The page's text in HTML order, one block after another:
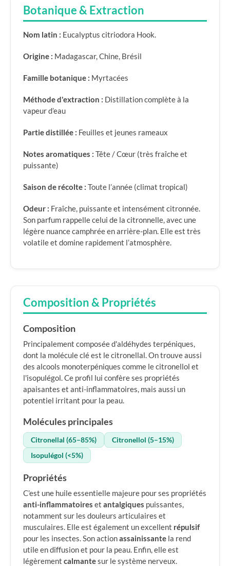
Botanique & Extraction
Nom latin : Eucalyptus citriodora Hook.
Origine : Madagascar, Chine, Brésil
Famille botanique : Myrtacées
Méthode d'extraction : Distillation complète à la
vapeur d’eau
Partie distillée : Feuilles et jeunes rameaux
Notes aromatiques : Tête / Cœur (très fraîche et
puissante)
Saison de récolte : Toute l’année (climat tropical)
Odeur : Fraîche, puissante et intensément citronnée.
Son parfum rappelle celui de la citronnelle, avec une
légère nuance camphrée en arrière-plan. Elle est très
volatile et domine rapidement l’atmosphère.
Composition & Propriétés
Composition
Principalement composée d'aldéhydes terpéniques,
dont la molécule clé est le citronellal. On trouve aussi
des alcools monoterpéniques comme le citronellol et
l'isopulégol. Ce profil lui confère ses propriétés
apaisantes et anti-inflammatoires, mais aussi un
potentiel irritant pour la peau.
Molécules principales
Citronellal (65–85%)
Citronellol (5–15%)
Isopulégol (<5%)
Propriétés
C’est une huile essentielle majeure pour ses propriétés
anti-inflammatoires et antalgiques puissantes,
notamment sur les douleurs articulaires et
musculaires. Elle est également un excellent répulsif
pour les insectes. Son actionassainissante la rend
utile en diffusion et pour la peau. Enfin, elle est
légèrement calmantesur le système nerveux.